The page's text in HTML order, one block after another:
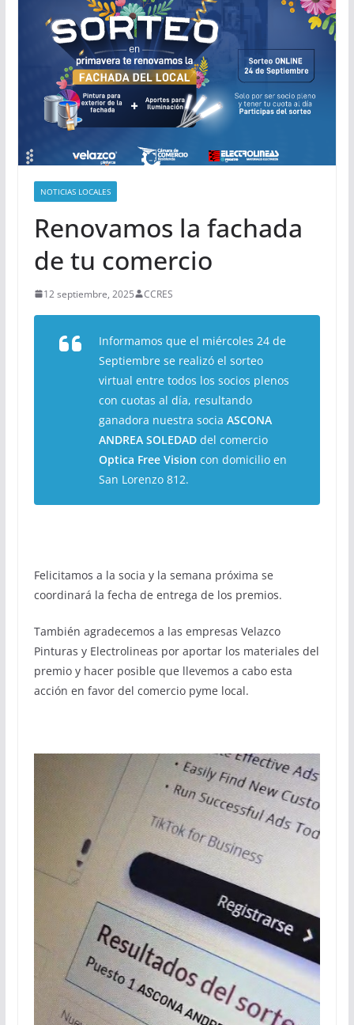
NOTICIAS LOCALES
Renovamos la fachada
de tu comercio
12 septiembre, 2025 CCRES
Informamos que el miércoles 24 de
Septiembre se realizó el sorteo
virtual entre todos los socios plenos
con cuotas al día, resultando
ganadora nuestra socia ASCONA
ANDREA SOLEDAD del comercio
Optica Free Vision con domicilio en
San Lorenzo 812.
Felicitamos a la socia y la semana próxima se
coordinará la fecha de entrega de los premios.
También agradecemos a las empresas Velazco
Pinturas y Electrolineas por aportar los materiales del
premio y hacer posible que llevemos a cabo esta
acción en favor del comercio pyme local.